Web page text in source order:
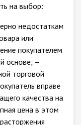
на выбор:
недостаткам
или
покупателем
основе; –
торговой
вправе
качества на
цена в этом